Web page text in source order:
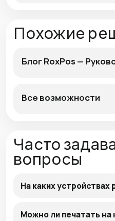
Похожие
Блог RoxPos —
Все возможности
Часто
вопросы
На каких устройствах
Можно ли печатать на